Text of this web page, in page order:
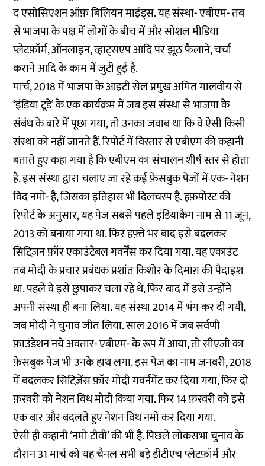
द एसोसिएशन ऑफ़ बिलियन माइंड्स.यह संस्था- एबीएम- तब
से भाजपा के पक्ष में लोगों के बीच में और सोशल मीडिया
प्लेटफ़ॉर्म, ऑनलाइन, व्हाट्सएप आदि पर झूठ फैलाने, चर्चा
कराने आदि के काम में जुटी हुई है.
मार्च, 2018 में भाजपा के आइटी सेल प्रमुख अमित मालवीय से
‘इंडिया टूडे’ के एक कार्यक्रम में जब इस संस्था से भाजपा के
संबंध के बारे में पूछा गया, तो उनका जवाब था कि वे ऐसी किसी
संस्था को नहीं जानते हैं. रिपोर्ट में विस्तार से एबीएम की कहानी
बताते हुए कहा गया है कि एबीएम का संचालन शीर्ष स्तर से होता
है. इस संस्था द्वारा चलाए जा रहे कई फ़ेसबुक पेजों में एक- नेशन
विद नमो- है, जिसका इतिहास भी दिलचस्प है. हफ़पोस्ट की
रिपोर्ट के अनुसार, यह पेज सबसे पहले इंडियाकैग नाम से 11 जून,
2013 को बनाया गया था. फिर हफ़्ते भर बाद इसे बदलकर
सिटिज़न फ़ॉर एकाउंटेबल गवर्नेंस कर दिया गया. यह एकाउंट
तब मोदी के प्रचार प्रबंधक प्रशांत किशोर के दिमाग़ की पैदाइश
था. पहले वे इसे छुपाकर चला रहे थे, फिर बाद में इसे उन्होंने
अपनी संस्था ही बना लिया. यह संस्था 2014 में भंग कर दी गयी,
जब मोदी ने चुनाव जीत लिया. साल 2016 में जब सर्वणी
फ़ाउंडेशन नये अवतार- एबीएम- के रूप में आया, तो सीएजी का
फ़ेसबुक पेज भी उनके हाथ लगा. इस पेज का नाम जनवरी, 2018
में बदलकर सिटिज़ेंस फ़ॉर मोदी गवर्नमेंट कर दिया गया, फिर दो
फ़रवरी को नेशन विथ मोदी किया गया. फिर 14 फ़रवरी को इसे
एक बार और बदलते हुए नेशन विथ नमो कर दिया गया.
ऐसी ही कहानी ‘नमो टीवी’ की भी है. पिछले लोकसभा चुनाव के
दौरान 31 मार्च को यह चैनल सभी बड़े डीटीएच प्लेटफ़ॉर्म और